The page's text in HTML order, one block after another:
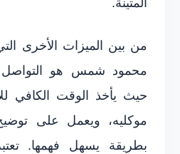
من بين الميزات الأخرى
محمود شمس هو التواصل
حيث يأخذ الوقت الكافي
موكليه، ويعمل على توضيح
بطريقة يسهل فهمها.